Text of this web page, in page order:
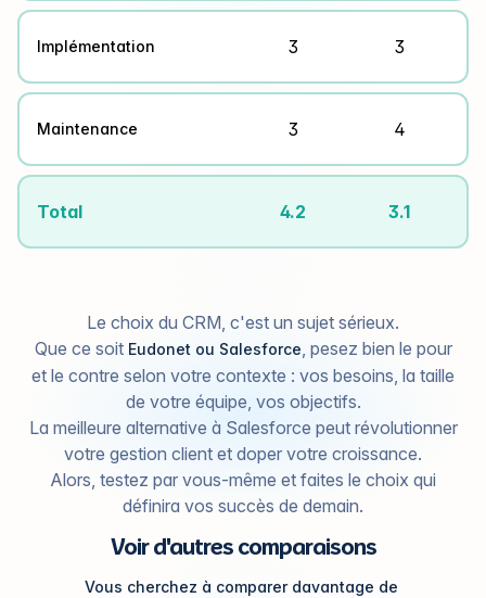
Implémentation 3 3
Maintenance 3 4
Total 4.2 3.1
Le choix du CRM, c'est un sujet sérieux.
Que ce soit Eudonet ou Salesforce, pesez bien le pour
et le contre selon votre contexte : vos besoins, la taille
de votre équipe, vos objectifs.
La meilleure alternative à Salesforce peut révolutionner
votre gestion client et doper votre croissance.
Alors, testez par vous-même et faites le choix qui
définira vos succès de demain.
Voir d'autres comparaisons
Vous cherchez à comparer davantage de